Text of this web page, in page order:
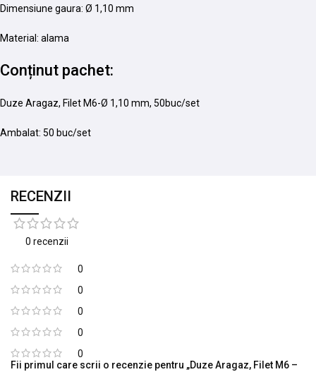
Dimensiune gaura: Ø 1,10 mm
Material: alama
Conținut pachet:
Duze Aragaz, Filet M6-Ø 1,10 mm, 50buc/set
Ambalat: 50 buc/set
RECENZII
0 recenzii
0
0
0
0
0
Fii primul care scrii o recenzie pentru „Duze Aragaz, Filet M6 –